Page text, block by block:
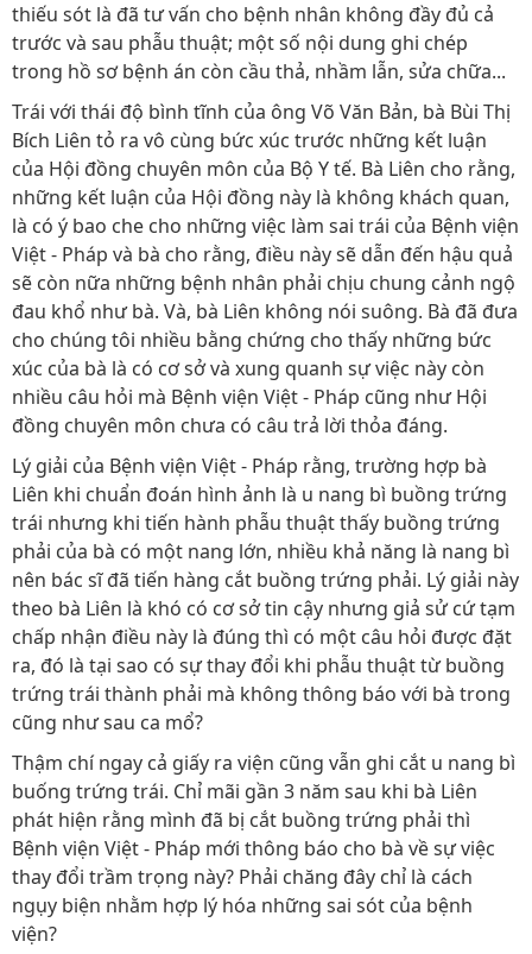
thiếu sót là đã tư vấn cho bệnh nhân không đầy đủ cả
trước và sau phẫu thuật; một số nội dung ghi chép
trong hồ sơ bệnh án còn cầu thả, nhầm lẫn, sửa chữa...
Trái với thái độ bình tĩnh của ông Võ Văn Bản, bà Bùi Thị
Bích Liên tỏ ra vô cùng bức xúc trước những kết luận
của Hội đồng chuyên môn của Bộ Y tế. Bà Liên cho rằng,
những kết luận của Hội đồng này là không khách quan,
là có ý bao che cho những việc làm sai trái của Bệnh viện
Việt - Pháp và bà cho rằng, điều này sẽ dẫn đến hậu quả
sẽ còn nữa những bệnh nhân phải chịu chung cảnh ngộ
đau khổ như bà. Và, bà Liên không nói suông. Bà đã đưa
cho chúng tôi nhiều bằng chứng cho thấy những bức
xúc của bà là có cơ sở và xung quanh sự việc này còn
nhiều câu hỏi mà Bệnh viện Việt - Pháp cũng như Hội
đồng chuyên môn chưa có câu trả lời thỏa đáng.
Lý giải của Bệnh viện Việt - Pháp rằng, trường hợp bà
Liên khi chuẩn đoán hình ảnh là u nang bì buồng trứng
trái nhưng khi tiến hành phẫu thuật thấy buồng trứng
phải của bà có một nang lớn, nhiều khả năng là nang bì
nên bác sĩ đã tiến hàng cắt buồng trứng phải. Lý giải này
theo bà Liên là khó có cơ sở tin cậy nhưng giả sử cứ tạm
chấp nhận điều này là đúng thì có một câu hỏi được đặt
ra, đó là tại sao có sự thay đổi khi phẫu thuật từ buồng
trứng trái thành phải mà không thông báo với bà trong
cũng như sau ca mổ?
Thậm chí ngay cả giấy ra viện cũng vẫn ghi cắt u nang bì
buống trứng trái. Chỉ mãi gần 3 năm sau khi bà Liên
phát hiện rằng mình đã bị cắt buồng trứng phải thì
Bệnh viện Việt - Pháp mới thông báo cho bà về sự việc
thay đổi trầm trọng này? Phải chăng đây chỉ là cách
ngụy biện nhằm hợp lý hóa những sai sót của bệnh
viện?